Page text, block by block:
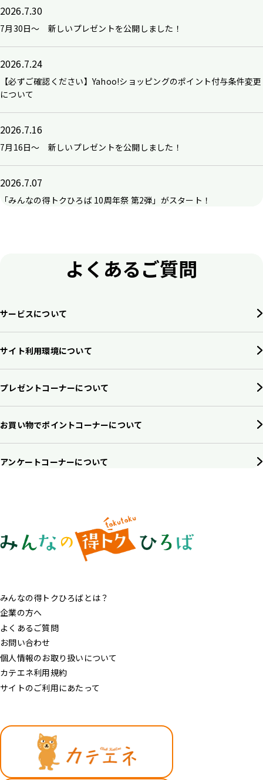
2026.7.30
7月30日～ 新しいプレゼントを公開しました！
2026.7.24
【必ずご確認ください】Yahoo!ショッピングのポイント付与条件変更
について
2026.7.16
7月16日～ 新しいプレゼントを公開しました！
2026.7.07
「みんなの得トクひろば 10周年祭 第2弾」がスタート！
よくあるご質問
サービスについて
サイト利用環境について
プレゼントコーナーについて
お買い物でポイントコーナーについて
アンケートコーナーについて
みんなの得トクひろばとは？
企業の方へ
よくあるご質問
お問い合わせ
個人情報のお取り扱いについて
カテエネ利用規約
サイトのご利用にあたって